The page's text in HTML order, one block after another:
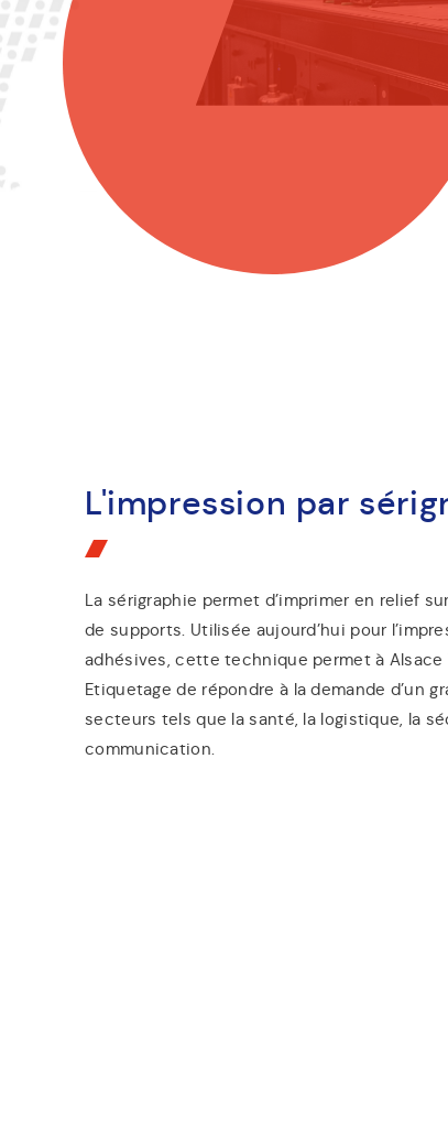
L'impression par
La sérigraphie permet d’imprimer en relief
de supports. Utilisée aujourd’hui pour
adhésives, cette technique permet à Alsace
Etiquetage de répondre à la demande d’un
secteurs tels que la santé, la logistique, la
communication.